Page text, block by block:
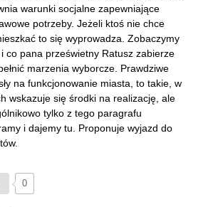
warunki socjalne zapewniające
potrzeby. Jeżeli ktoś nie chce
to się wyprowadza. Zobaczymy
co pana prześwietny Ratusz zabierze
marzenia wyborcze. Prawdziwe
na funkcjonowanie miasta, to takie, w
wskazuje się środki na realizację, ale
tylko z tego paragrafu
i dajemy tu. Proponuje wyjazd do
0